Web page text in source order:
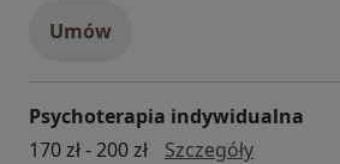
Umów
Psychoterapia indywidualna
170 zł - 200 zł
Szczegóły